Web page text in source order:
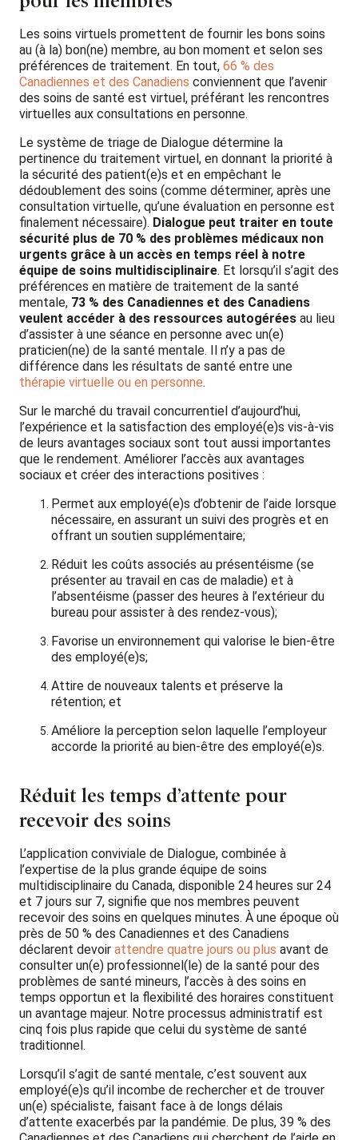
Les soins virtuels promettent de fournir les bons soins
au (à la) bon(ne) membre, au bon moment et selon ses
préférences de traitement. En tout, 66 % des
Canadiennes et des Canadiens conviennent que l’avenir
des soins de santé est virtuel, préférant les rencontres
virtuelles aux consultations en personne.
Le système de triage de Dialogue détermine la
pertinence du traitement virtuel, en donnant la priorité à
la sécurité des patient(e)s et en empêchant le
dédoublement des soins (comme déterminer, après une
consultation virtuelle, qu’une évaluation en personne est
finalement nécessaire). Dialogue peut traiter en toute
sécurité plus de 70 % des problèmes médicaux non
urgents grâce à un accès en temps réel à notre
équipe de soins multidisciplinaire. Et lorsqu’il s’agit des
préférences en matière de traitement de la santé
mentale, 73 % des Canadiennes et des Canadiens
veulent accéder à des ressources autogérées au lieu
d’assister à une séance en personne avec un(e)
praticien(ne) de la santé mentale. Il n’y a pas de
différence dans les résultats de santé entre une
thérapie virtuelle ou en personne.
Sur le marché du travail concurrentiel d’aujourd’hui,
l’expérience et la satisfaction des employé(e)s vis-à-vis
de leurs avantages sociaux sont tout aussi importantes
que le rendement. Améliorer l’accès aux avantages
sociaux et créer des interactions positives :
Permet aux employé(e)s d’obtenir de l’aide lorsque
nécessaire, en assurant un suivi des progrès et en
offrant un soutien supplémentaire;
Réduit les coûts associés au présentéisme (se
présenter au travail en cas de maladie) et à
l’absentéisme (passer des heures à l’extérieur du
bureau pour assister à des rendez-vous);
Favorise un environnement qui valorise le bien-être
des employé(e)s;
Attire de nouveaux talents et préserve la
rétention; et
Améliore la perception selon laquelle l’employeur
accorde la priorité au bien-être des employé(e)s.
Réduit les temps d’attente pour
recevoir des soins
L’application conviviale de Dialogue, combinée à
l’expertise de la plus grande équipe de soins
multidisciplinaire du Canada, disponible 24 heures sur 24
et 7 jours sur 7, signifie que nos membres peuvent
recevoir des soins en quelques minutes. À une époque où
près de 50 % des Canadiennes et des Canadiens
déclarent devoir attendre quatre jours ou plus avant de
consulter un(e) professionnel(le) de la santé pour des
problèmes de santé mineurs, l’accès à des soins en
temps opportun et la flexibilité des horaires constituent
un avantage majeur. Notre processus administratif est
cinq fois plus rapide que celui du système de santé
traditionnel.
Lorsqu’il s’agit de santé mentale, c’est souvent aux
employé(e)s qu’il incombe de rechercher et de trouver
un(e) spécialiste, faisant face à de longs délais
d’attente exacerbés par la pandémie. De plus, 39 % des